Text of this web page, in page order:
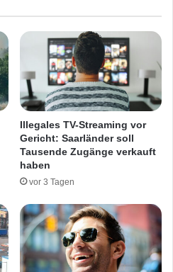
Illegales TV-Streaming vor
Gericht: Saarländer soll
Tausende Zugänge verkauft
haben
vor 3 Tagen